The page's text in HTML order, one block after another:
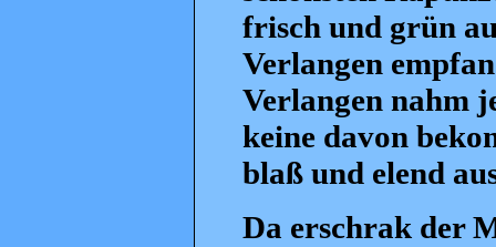
frisch und grün
Verlangen
Verlangen nahm
keine davon
blaß und elend
Da erschrak der